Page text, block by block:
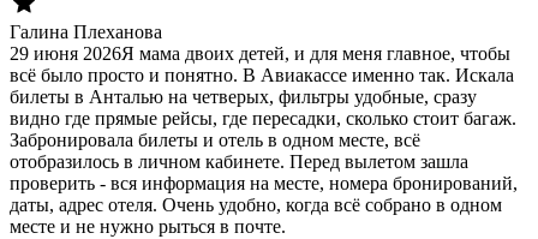
Галина Плеханова
29 июня 2026Я мама двоих детей, и для меня главное, чтобы
всё было просто и понятно. В Авиакассе именно так. Искала
билеты в Анталью на четверых, фильтры удобные, сразу
видно где прямые рейсы, где пересадки, сколько стоит багаж.
Забронировала билеты и отель в одном месте, всё
отобразилось в личном кабинете. Перед вылетом зашла
проверить - вся информация на месте, номера бронирований,
даты, адрес отеля. Очень удобно, когда всё собрано в одном
месте и не нужно рыться в почте.